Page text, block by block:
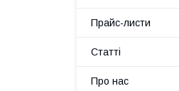
Прайс-листи
Статті
Про нас